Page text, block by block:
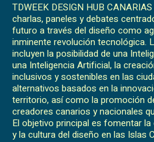
TDWEEK DESIGN HUB
charlas, paneles y debates
futuro a través del diseño como
inminente revolución tecnológica.
incluyen la posibilidad de una
una Inteligencia Artificial, la
inclusivos y sostenibles en las
alternativos basados en la
territorio, así como la promoción
creadores canarios y nacionales
El objetivo principal es fomentar
y la cultura del diseño en las Islas